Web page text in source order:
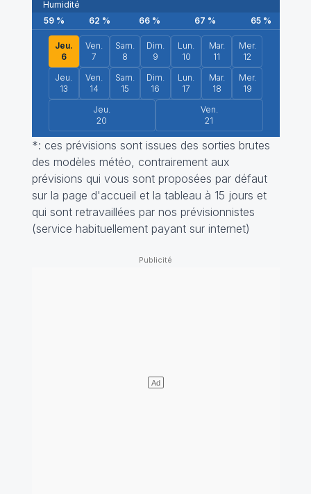
Humidité
59 % 62 % 66 % 67 % 65%
Jeu.
6
Ven.
7
Sam.
8
Dim.
9
Lun.
10
Mar.
11
Mer.
12
Jeu.
13
Ven.
14
Sam.
15
Dim.
16
Lun.
17
Mar.
18
Mer.
19
Jeu.
20
Ven.
21
*: ces prévisions sont issues des sorties brutes
des modèles météo, contrairement aux
prévisions qui vous sont proposées par défaut
sur la page d'accueil et la tableau à 15 jours et
qui sont retravaillées par nos prévisionnistes
(service habituellement payant sur internet)